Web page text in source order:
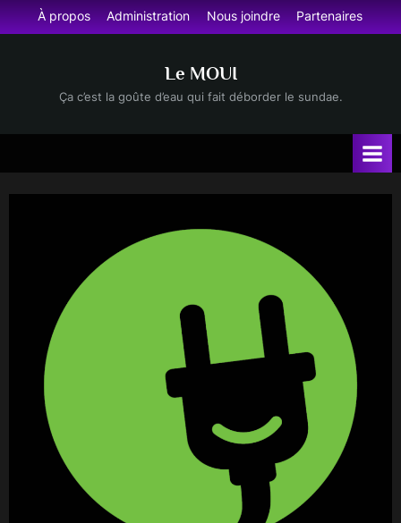
Skip
to
À propos Administration Nous joindre Partenaires
Le MOUI
Ça c’est la goûte d’eau qui fait déborder le sundae.